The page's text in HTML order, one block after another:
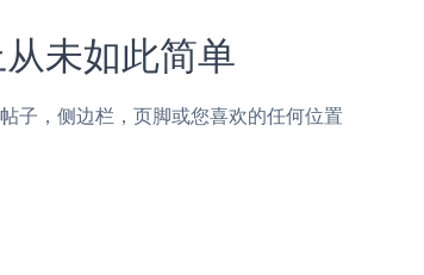
未如此简单
，侧边栏，页脚或您喜欢的任何位置